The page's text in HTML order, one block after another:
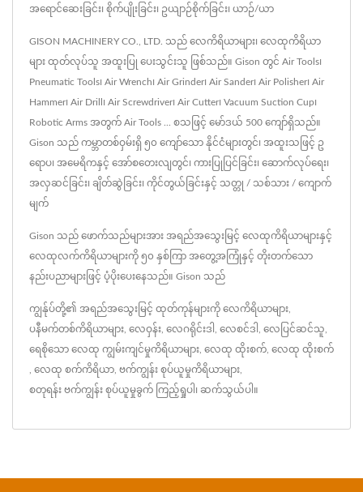
အရောင်ဆေးခြင်း၊ စိုက်ပျိုးခြင်း၊ ဥယျာဉ်စိုက်ခြင်း၊ ယာဉ်/ယာ
GISON MACHINERY CO., LTD. သည် လေကိရိယာများ၊ လေထုကိရိယာ
များ ထုတ်လုပ်သူ အထူးပြု ပေးသွင်းသူ ဖြစ်သည်။ Gison တွင် Air Tools၊
Pneumatic Tools၊ Air Wrench၊ Air Grinder၊ Air Sander၊ Air Polisher၊ Air
Hammer၊ Air Drill၊ Air Screwdriver၊ Air Cutter၊ Vacuum Suction Cup၊
Robotic Arms အတွက် Air Tools ... စသဖြင့် မော်ဒယ် 500 ကျော်ရှိသည်။
Gison သည် ကမ္ဘာတစ်ဝှမ်းရှိ ၅၀ ကျော်သော နိုင်ငံများတွင်၊ အထူးသဖြင့် ဥ
ရောပ၊ အမေရိကနှင့် အော်စတေးလျတွင်၊ ကားပြုပြင်ခြင်း၊ ဆောက်လုပ်ရေး၊
အလှဆင်ခြင်း၊ ချိတ်ဆွဲခြင်း၊ ကိုင်တွယ်ခြင်းနှင့် သတ္တု / သစ်သား / ကျောက်
မျက်
Gison သည် ဖောက်သည်များအား အရည်အသွေးမြင့် လေထုကိရိယာများနှင့်
လေထုလက်ကိရိယာများကို ၅၀ နှစ်ကြာ အတွေ့အကြုံနှင့် တိုးတက်သော
နည်းပညာများဖြင့် ပံ့ပိုးပေးနေသည်။ Gison သည်
ကျွန်ုပ်တို့၏ အရည်အသွေးမြင့် ထုတ်ကုန်များကို လေကိရိယာများ
ပနီမက်တစ်ကိရိယာများ လေဝှန်း လေဂရိုင်းဒါ လေစင်ဒါ လေပြင်ဆင်သူ
ရေစိုသော လေထု ကျွမ်းကျင်မှုကိရိယာများ လေထု ထိုးစက် လေထု ထိုးစက်
လေထု စက်ကိရိယာ ဗက်ကျွန်း စုပ်ယူမှုကိရိယာများ
စတုရန်း ဗက်ကျွန်း စုပ်ယူမှုခွက် ကြည့်ရှုပါ၊ ဆက်သွယ်ပါ ။